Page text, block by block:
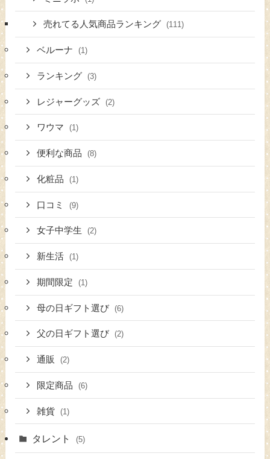
売れてる人気商品ランキング (111)
ベルーナ (1)
ランキング (3)
レジャーグッズ (2)
ワウマ (1)
便利な商品 (8)
化粧品 (1)
口コミ (9)
女子中学生 (2)
新生活 (1)
期間限定 (1)
母の日ギフト選び (6)
父の日ギフト選び (2)
通販 (2)
限定商品 (6)
雑貨 (1)
タレント (5)